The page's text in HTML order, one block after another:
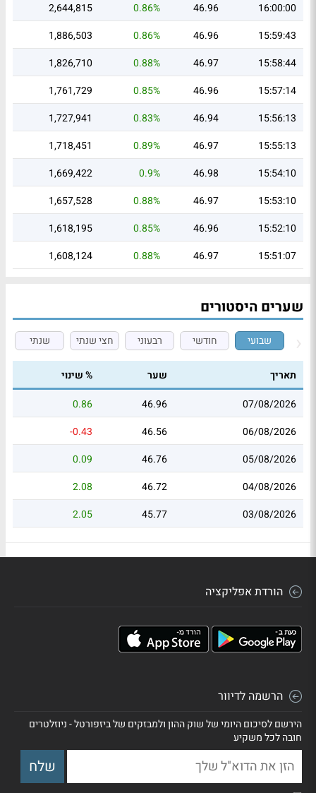
16:00:00
46.96
0.86%
2,644,815
15:59:43
46.96
0.86%
1,886,503
15:58:44
46.97
0.88%
1,826,710
15:57:14
46.96
0.85%
1,761,729
15:56:13
46.94
0.83%
1,727,941
15:55:13
46.97
0.89%
1,718,451
15:54:10
46.98
0.9%
1,669,422
15:53:10
46.97
0.88%
1,657,528
15:52:10
46.96
0.85%
1,618,195
15:51:07
46.97
0.88%
1,608,124
שערים היסטורים
שבועי חודשי רבעוני חצי שנתי שנתי
תאריך שער
% שינוי
07/08/2026
46.96
0.86
06/08/2026
46.56
-0.43
05/08/2026
46.76
0.09
04/08/2026
46.72
2.08
03/08/2026
45.77
2.05
הורדת אפליקציה
הרשמה לדיוור
הירשם לסיכום היומי של שוק ההון ולמבזקים של ביזפורטל - ניוזלטרים
חובה לכל משקיע